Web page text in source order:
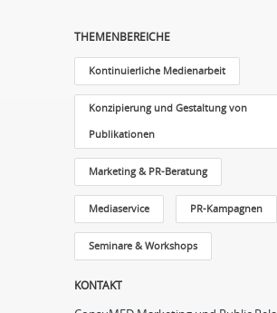
THEMENBEREICHE
Kontinuierliche Medienarbeit
Konzipierung und Gestaltung von
Publikationen
Marketing & PR-Beratung
Mediaservice PR-Kampagnen
Seminare & Workshops
KONTAKT